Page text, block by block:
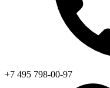
+7 495 798-00-97